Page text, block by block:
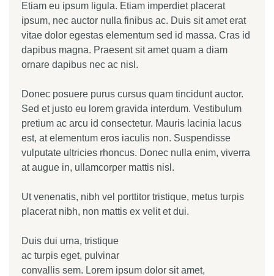
Etiam eu ipsum ligula. Etiam imperdiet placerat
ipsum, nec auctor nulla finibus ac. Duis sit amet erat
vitae dolor egestas elementum sed id massa. Cras id
dapibus magna. Praesent sit amet quam a diam
ornare dapibus nec ac nisl.
Donec posuere purus cursus quam tincidunt auctor.
Sed et justo eu lorem gravida interdum. Vestibulum
pretium ac arcu id consectetur. Mauris lacinia lacus
est, at elementum eros iaculis non. Suspendisse
vulputate ultricies rhoncus. Donec nulla enim, viverra
at augue in, ullamcorper mattis nisl.
Ut venenatis, nibh vel porttitor tristique, metus turpis
placerat nibh, non mattis ex velit et dui.
Duis dui urna, tristique
ac turpis eget, pulvinar
convallis sem. Lorem ipsum dolor sit amet,